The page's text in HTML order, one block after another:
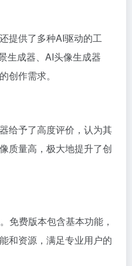
提供了多种AI驱动的工
生成器、AI头像生成器
创作需求。
给予了高度评价，认为其
质量高，极大地提升了创
免费版本包含基本功能，
和资源，满足专业用户的